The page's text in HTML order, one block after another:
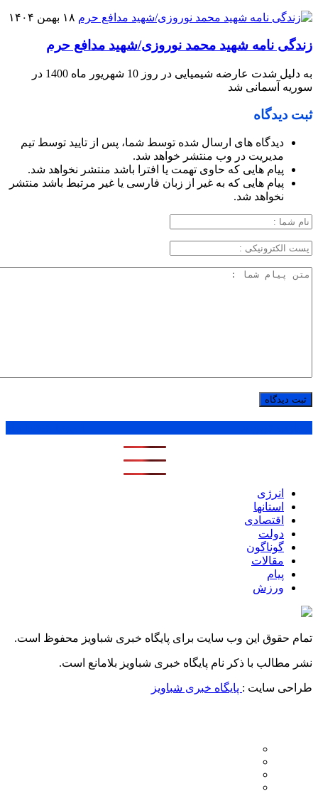
۱۸ بهمن ۱۴۰۴
زندگی نامه شهید محمد نوروزی/شهید مدافع حرم
به دلیل شدت عارضه شیمیایی در روز 10 شهریور ماه 1400 در
سوریه آسمانی شد
ثبت دیدگاه
دیدگاه های ارسال شده توسط شما، پس از تایید توسط تیم
مدیریت در وب منتشر خواهد شد.
پیام هایی که حاوی تهمت یا افترا باشد منتشر نخواهد شد.
پیام هایی که به غیر از زبان فارسی یا غیر مرتبط باشد منتشر
نخواهد شد.
انرژی
استانها
اقتصادی
دولت
گوناگون
مقالات
پیام
ورزش
تمام حقوق این وب سایت برای پایگاه خبری شباویز محفوظ است.
نشر مطالب با ذکر نام پایگاه خبری شباویز بلامانع است.
طراحی سایت : پایگاه خبری شباویز